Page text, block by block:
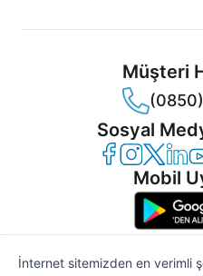
Müşteri
Sosyal
Casper
CasperCasper
Mobil
İnternet sitemizden en verimli